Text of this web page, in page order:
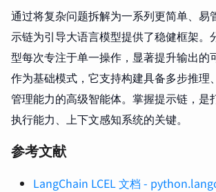
通过将复杂问题拆解为一系列更简单、易
示链为引导大语言模型提供了稳健框架。
型每次专注于单一操作，显著提升输出的
作为基础模式，它支持构建具备多步推理
管理能力的高级智能体。掌握提示链，是
执行能力、上下文感知系统的关键。
参考文献
LangChain LCEL 文档 -